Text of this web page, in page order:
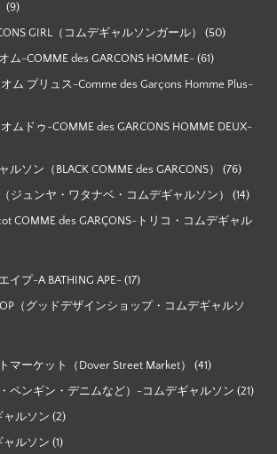
(9)
GIRL（コムデギャルソンガール） (50)
ム-COMME des GARCONS HOMME- (61)
ム プリュス-Comme des Garçons Homme Plus-
ムドゥ-COMME des GARCONS HOMME DEUX-
ソン（BLACK COMME des GARCONS） (76)
（ジュンヤ・ワタナベ・コムデギャルソン） (14)
COMME des GARÇONS-トリコ・コムデギャル
イプ-A BATHING APE- (17)
（グッドデザインショップ・コムデギャルソ
マーケット（Dover Street Market） (41)
ペンギン・デニムなど）-コムデギャルソン (21)
ルソン (2)
ルソン (1)